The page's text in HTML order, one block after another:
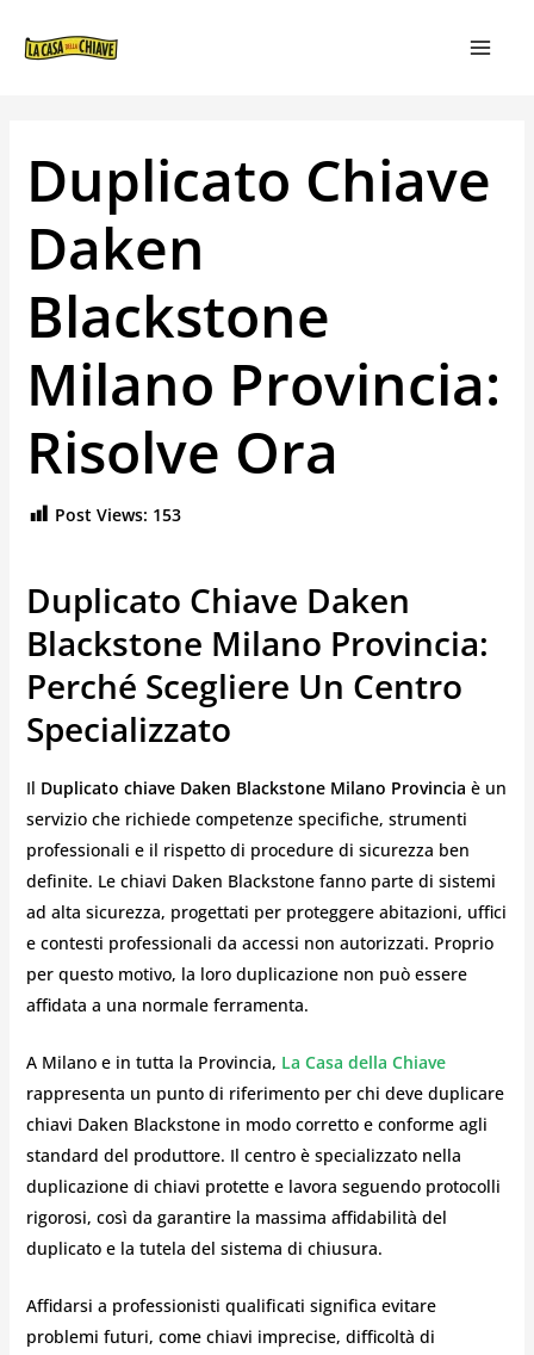
Duplicato Chiave
Daken
Blackstone
Milano Provincia:
Risolve Ora
Post Views: 153
Duplicato Chiave Daken
Blackstone Milano Provincia:
Perché Scegliere Un Centro
Specializzato
Il Duplicato chiave Daken Blackstone Milano Provincia è un
servizio che richiede competenze specifiche, strumenti
professionali e il rispetto di procedure di sicurezza ben
definite. Le chiavi Daken Blackstone fanno parte di sistemi
ad alta sicurezza, progettati per proteggere abitazioni, uffici
e contesti professionali da accessi non autorizzati. Proprio
per questo motivo, la loro duplicazione non può essere
affidata a una normale ferramenta.
A Milano e in tutta la Provincia, La Casa della Chiave
rappresenta un punto di riferimento per chi deve duplicare
chiavi Daken Blackstone in modo corretto e conforme agli
standard del produttore. Il centro è specializzato nella
duplicazione di chiavi protette e lavora seguendo protocolli
rigorosi, così da garantire la massima affidabilità del
duplicato e la tutela del sistema di chiusura.
Affidarsi a professionisti qualificati significa evitare
problemi futuri, come chiavi imprecise, difficoltà di
ARTICOLI